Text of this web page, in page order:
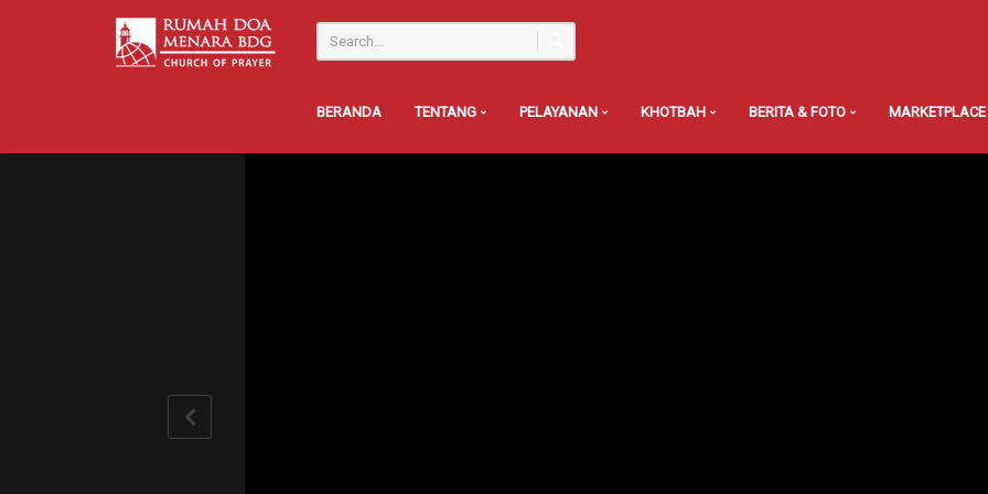
BERANDA TENTANG PELAYANAN KHOTBAH BERITA & FOTO MARKETPLACE